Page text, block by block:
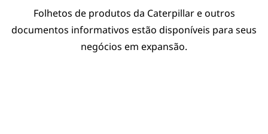
Folhetos de produtos da Caterpillar e outros
documentos informativos estão disponíveis para seus
negócios em expansão.